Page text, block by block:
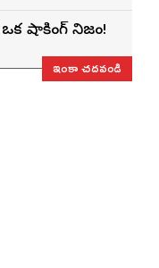
షాకింగ్ నిజం!
ఇంకా చదవండి